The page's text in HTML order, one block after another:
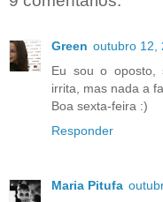
Green outubro 12,
Eu sou o oposto,
irrita, mas nada a
Boa sexta-feira :)
Responder
Maria Pitufa